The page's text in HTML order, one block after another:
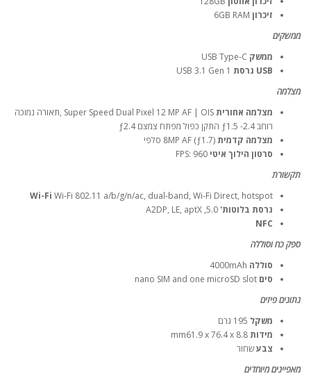
זיכרון 6GB RAM
ממשקים
ממשק USB Type-C
USB גרסת
USB 3.1 Gen 1
מצלמה
מצלמה אחורית
Super Speed Dual Pixel 12 MP AF | OIS ,תאורה נמוכה
רוחב ƒ1.5 -2.4 התקן כפול מפתח צמצם ƒ2.4
מצלמה קדמית(8MP AF (ƒ1.7 סלפי
סרטון הילוך איטי FPS: 960
תקשורת
Wi-Fi Wi-Fi 802.11 a/b/g/n/ac, dual-band, Wi-Fi Direct, hotspot
גרסת בלוטות'5.0, A2DP, LE, aptX
NFC
ספק כח וסוללה
סוללה 4000mAh
סים nano SIM and one microSD slot
נתונים פיזים
משקל 195 גרם
מידותmm61.9 x 76.4 x 8.8
צבעשחור
מאפיינים מיוחדים